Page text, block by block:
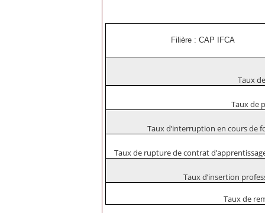
Filière : CAP IFCA
Taux
Taux de
Taux d’interruption en cours de
Taux de rupture de contrat
Taux d’insertion
Taux de